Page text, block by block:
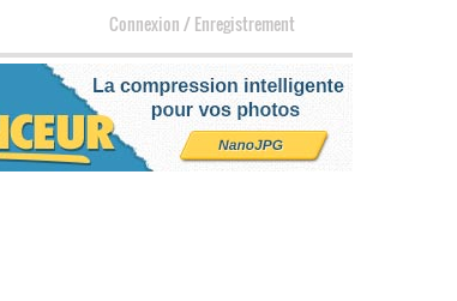
Connexion/Enregistrement